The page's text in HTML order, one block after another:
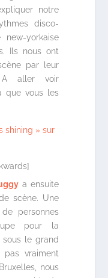
notre
disco-
yorkaise
Ils nous ont
par leur
aller voir
que vous les
shining » sur
a ensuite
scène. Une
personnes
pour la
sous le grand
vraiment
nous